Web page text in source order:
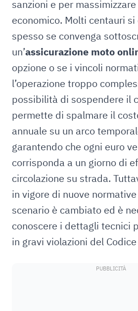
sanzioni e per
economico. Molti centauri
spesso se convenga
un’assicurazione moto
opzione o se i vincoli
l’operazione troppo
possibilità di sospendere il
permette di spalmare il
annuale su un arco
garantendo che ogni euro
corrisponda a un giorno di
circolazione su strada.
in vigore di nuove
scenario è cambiato ed è
conoscere i dettagli tecnici
in gravi violazioni del